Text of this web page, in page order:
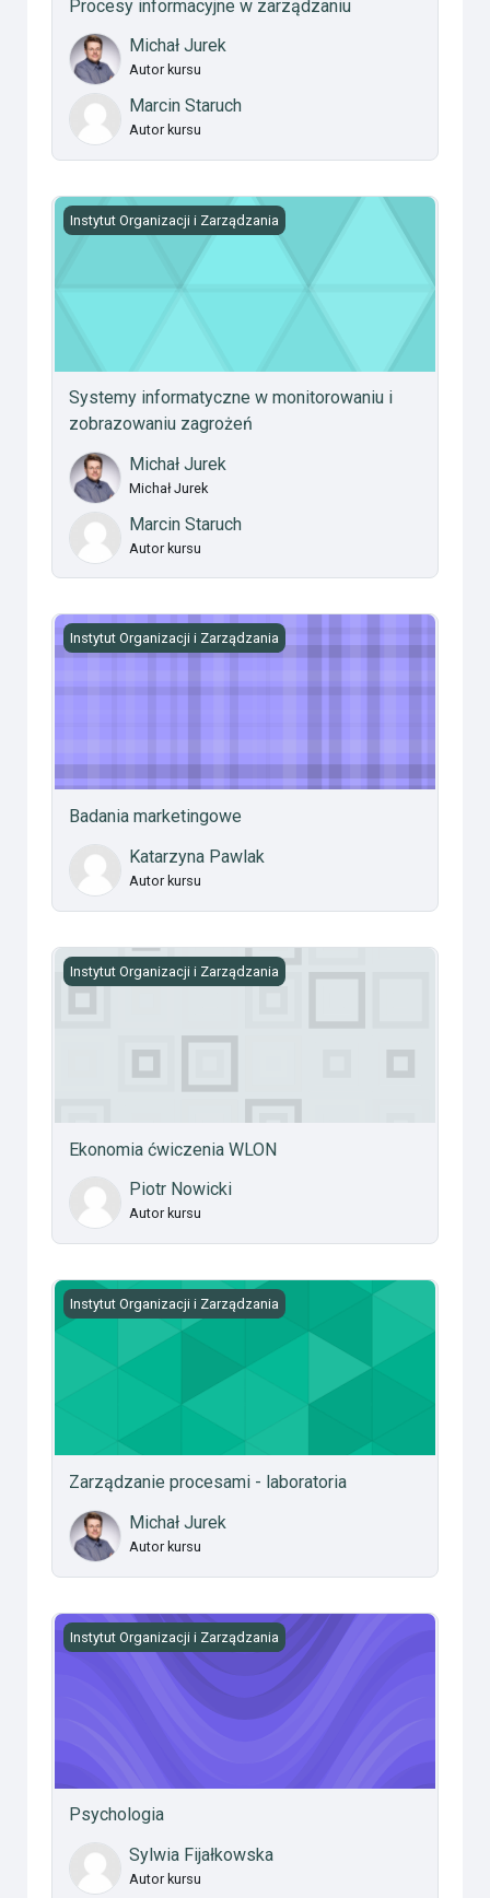
Procesy informacyjne w zarządzaniu
Michał Jurek
Autor kursu
Marcin Staruch
Autor kursu
Systemy informatyczne w monitorowaniu i
Instytut Organizacji i Zarządzania
Systemy informatyczne w monitorowaniu i
zobrazowaniu zagrożeń
Michał Jurek
Michał Jurek
Marcin Staruch
Autor kursu
Badania marketingowe
Instytut Organizacji i Zarządzania
Badania marketingowe
Katarzyna Pawlak
Autor kursu
Ekonomia ćwiczenia WLON
Instytut Organizacji i Zarządzania
Ekonomia ćwiczenia WLON
Piotr Nowicki
Autor kursu
Zarządzanie procesami - laboratoria
Instytut Organizacji i Zarządzania
Zarządzanie procesami - laboratoria
Michał Jurek
Autor kursu
Psychologia
Instytut Organizacji i Zarządzania
Psychologia
Sylwia Fijałkowska
Autor kursu